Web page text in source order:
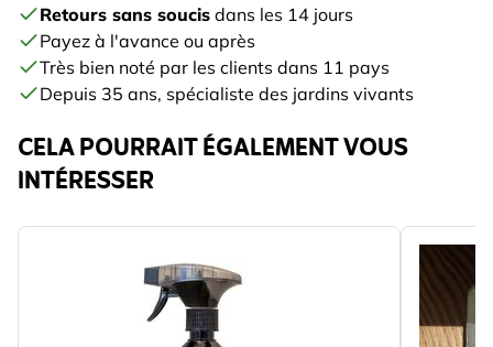
Retours sans soucis dans les 14 jours
Payez à l'avance ou après
Très bien noté par les clients dans 11 pays
Depuis 35 ans, spécialiste des jardins vivants
CELA POURRAIT ÉGALEMENT VOUS
INTÉRESSER